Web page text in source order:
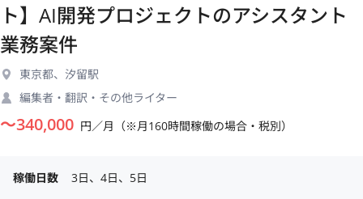
ト】AI開発プロジェクトのアシスタント
業務案件
東京都、汐留駅
編集者・翻訳・その他ライター
〜340,000 円／月（※月160時間稼働の場合・税別）
稼働日数
3日、4日、5日